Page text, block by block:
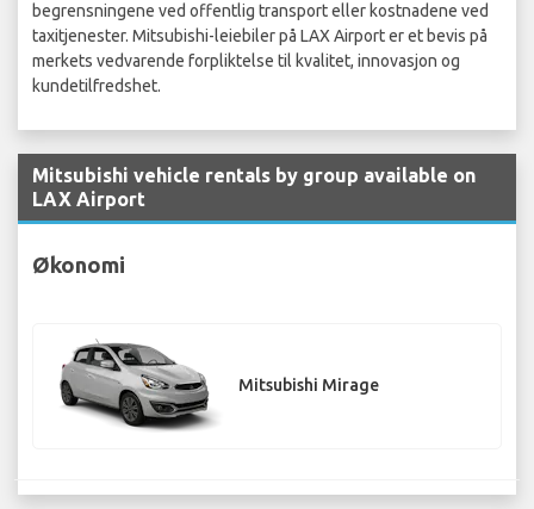
begrensningene ved offentlig transport eller kostnadene ved
taxitjenester. Mitsubishi-leiebiler på LAX Airport er et bevis på
merkets vedvarende forpliktelse til kvalitet, innovasjon og
kundetilfredshet.
Mitsubishi vehicle rentals by group available on
LAX Airport
Økonomi
Mitsubishi Mirage